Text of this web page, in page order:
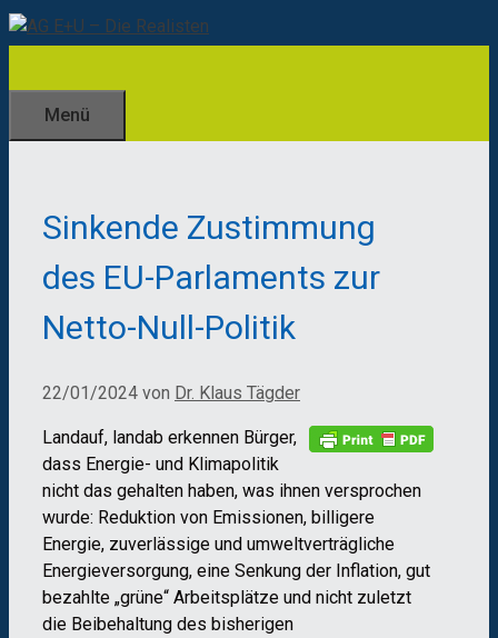
Zum
Inhalt
Menü
Sinkende Zustimmung
des EU-Parlaments zur
Netto-Null-Politik
22/01/2024 von Dr. Klaus Tägder
Landauf, landab erkennen Bürger,
dass Energie- und Klimapolitik
nicht das gehalten haben, was ihnen versprochen
wurde: Reduktion von Emissionen, billigere
Energie, zuverlässige und umweltverträgliche
Energieversorgung, eine Senkung der Inflation, gut
bezahlte „grüne“ Arbeitsplätze und nicht zuletzt
die Beibehaltung des bisherigen